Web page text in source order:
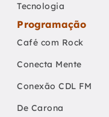
Tecnologia
Programação
Café com Rock
Conecta Mente
Conexão CDL FM
De Carona